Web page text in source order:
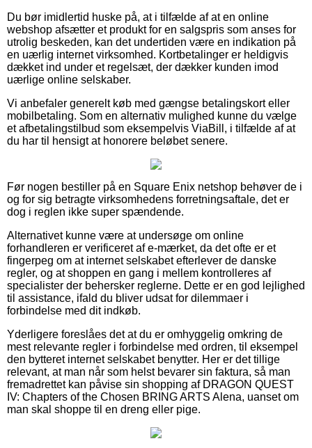
Du bør imidlertid huske på, at i tilfælde af at en online
webshop afsætter et produkt for en salgspris som anses for
utrolig beskeden, kan det undertiden være en indikation på
en uærlig internet virksomhed. Kortbetalinger er heldigvis
dækket ind under et regelsæt, der dækker kunden imod
uærlige online selskaber.
Vi anbefaler generelt køb med gængse betalingskort eller
mobilbetaling. Som en alternativ mulighed kunne du vælge
et afbetalingstilbud som eksempelvis ViaBill, i tilfælde af at
du har til hensigt at honorere beløbet senere.
Før nogen bestiller på en Square Enix netshop behøver de i
og for sig betragte virksomhedens forretningsaftale, det er
dog i reglen ikke super spændende.
Alternativet kunne være at undersøge om online
forhandleren er verificeret af e-mærket, da det ofte er et
fingerpeg om at internet selskabet efterlever de danske
regler, og at shoppen en gang i mellem kontrolleres af
specialister der behersker reglerne. Dette er en god lejlighed
til assistance, ifald du bliver udsat for dilemmaer i
forbindelse med dit indkøb.
Yderligere foreslåes det at du er omhyggelig omkring de
mest relevante regler i forbindelse med ordren, til eksempel
den bytteret internet selskabet benytter. Her er det tillige
relevant, at man når som helst bevarer sin faktura, så man
fremadrettet kan påvise sin shopping af DRAGON QUEST
IV: Chapters of the Chosen BRING ARTS Alena, uanset om
man skal shoppe til en dreng eller pige.